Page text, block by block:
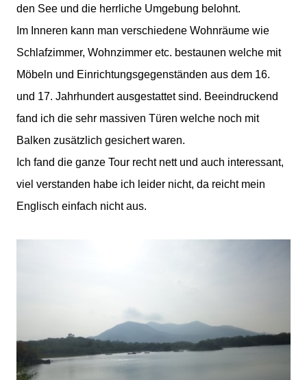
den See und die herrliche Umgebung belohnt.
Im Inneren kann man verschiedene Wohnräume wie
Schlafzimmer, Wohnzimmer etc. bestaunen welche mit
Möbeln und Einrichtungsgegenständen aus dem 16.
und 17. Jahrhundert ausgestattet sind. Beeindruckend
fand ich die sehr massiven Türen welche noch mit
Balken zusätzlich gesichert waren.
Ich fand die ganze Tour recht nett und auch interessant,
viel verstanden habe ich leider nicht, da reicht mein
Englisch einfach nicht aus.